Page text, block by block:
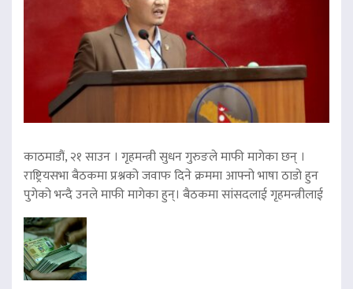
काठमाडौं, २१ साउन । गृहमन्त्री सुधन गुरुङले माफी मागेका छन् ।
राष्ट्रियसभा बैठकमा प्रश्नको जवाफ दिने क्रममा आफ्नो भाषा ठाडो हुन
पुगेको भन्दै उनले माफी मागेका हुन्। बैठकमा सांसदलाई गृहमन्त्रीलाई